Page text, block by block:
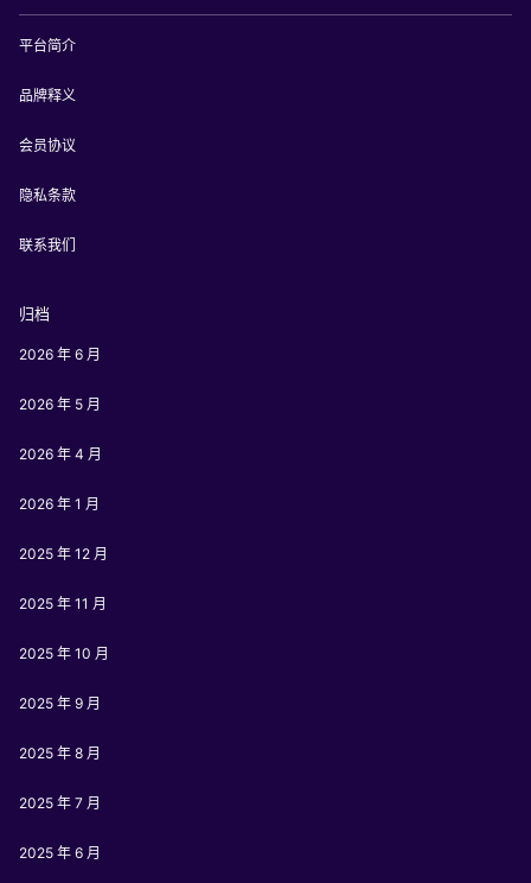
平台简介
品牌释义
会员协议
隐私条款
联系我们
归档
2026 年 6 月
2026 年 5 月
2026 年 4 月
2026 年 1 月
2025 年 12 月
2025 年 11 月
2025 年 10 月
2025 年 9 月
2025 年 8 月
2025 年 7 月
2025 年 6 月